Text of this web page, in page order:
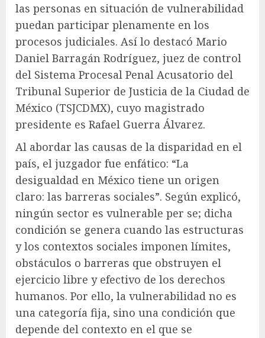
las personas en situación de vulnerabilidad
puedan participar plenamente en los
procesos judiciales. Así lo destacó Mario
Daniel Barragán Rodríguez, juez de control
del Sistema Procesal Penal Acusatorio del
Tribunal Superior de Justicia de la Ciudad de
México (TSJCDMX), cuyo magistrado
presidente es Rafael Guerra Álvarez.
Al abordar las causas de la disparidad en el
país, el juzgador fue enfático: “La
desigualdad en México tiene un origen
claro: las barreras sociales”. Según explicó,
ningún sector es vulnerable per se; dicha
condición se genera cuando las estructuras
y los contextos sociales imponen límites,
obstáculos o barreras que obstruyen el
ejercicio libre y efectivo de los derechos
humanos. Por ello, la vulnerabilidad no es
una categoría fija, sino una condición que
depende del contexto en el que se